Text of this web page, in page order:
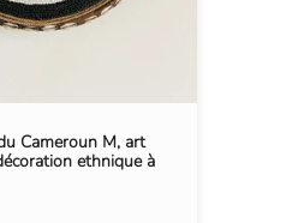
Cameroun M, art
ethnique à